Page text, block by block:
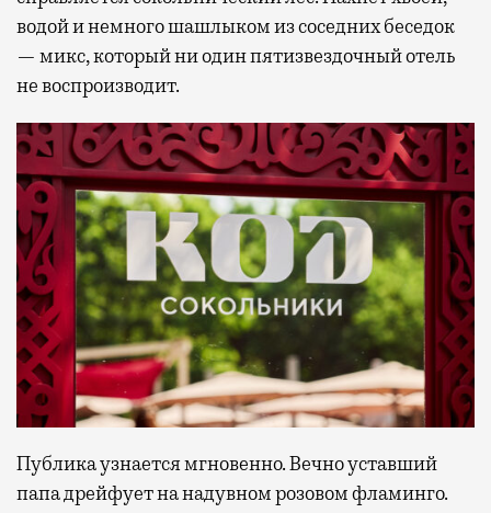
водой и немного шашлыком из соседних беседок
— микс, который ни один пятизвездочный отель
не воспроизводит.
Публика узнается мгновенно. Вечно уставший
папа дрейфует на надувном розовом фламинго.